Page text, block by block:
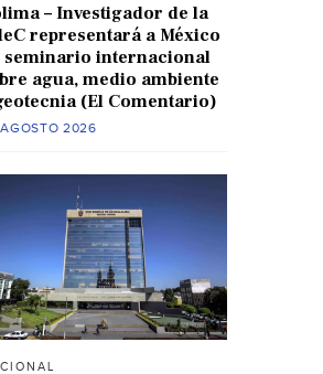
– Investigador de la
representará a México
seminario internacional
agua, medio ambiente
(El Comentario)
2026